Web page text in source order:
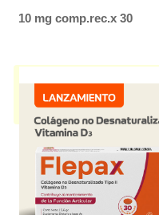
10 mg comp.rec.x 30
pulmonar. Es producido por
disponible.
Explorar más
Otros productos con
Otros productos de